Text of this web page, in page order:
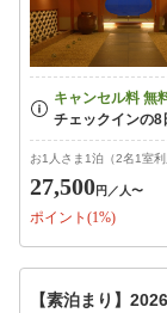
お1人さま1泊（2名1室
27,500円 ／人〜
ポイント(1%)
【素泊まり】